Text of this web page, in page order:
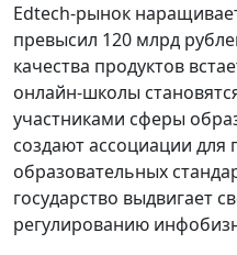
Edtech-рынок
превысил 120 млрд
качества продуктов
онлайн-школы
участниками сферы
создают ассоциации для
образовательных
государство выдвигает
регулированию